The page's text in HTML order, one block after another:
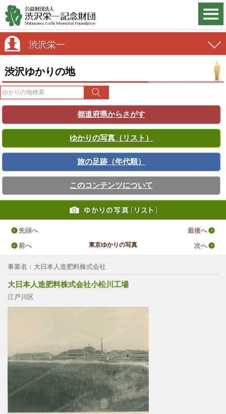
渋沢栄一
渋沢ゆかりの地
都道府県からさがす
ゆかりの写真（リスト）
旅の足跡（年代順）
このコンテンツについて
先頭へ
最後へ
前へ
東京ゆかりの写真 次へ
事業名：大日本人造肥料株式会社
大日本人造肥料株式会社小松川工場
江戸川区